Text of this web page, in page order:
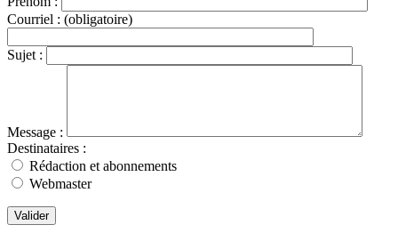
Courriel : (obligatoire)
Sujet :
Message :
Destinataires :
Rédaction et abonnements
Webmaster
Valider